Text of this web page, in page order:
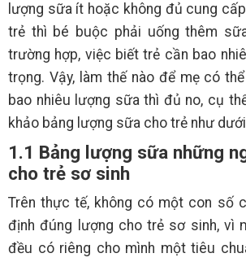
lượng sữa ít hoặc không đủ cung
trẻ thì bé buộc phải uống thêm
trường hợp, việc biết trẻ cần bao
trọng. Vậy, làm thế nào để mẹ có
bao nhiêu lượng sữa thì đủ no, cụ
khảo bảng lượng sữa cho trẻ như
1.1 Bảng lượng sữa những
cho trẻ sơ sinh
Trên thực tế, không có một con số
định đúng lượng cho trẻ sơ sinh, vì
đều có riêng cho mình một tiêu